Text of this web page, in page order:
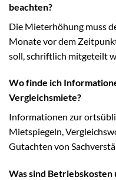
beachten?
Die Mieterhöhung muss
Monate vor dem
soll, schriftlich mitgeteilt
Wo finde ich
Vergleichsmiete?
Informationen zur
Mietspiegeln,
Gutachten von
Was sind Betriebskosten